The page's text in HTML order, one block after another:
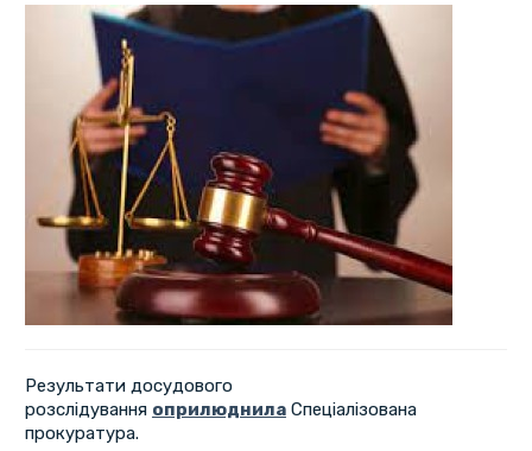
Результати досудового
розслідування оприлюднилаСпеціалізована
прокуратура.